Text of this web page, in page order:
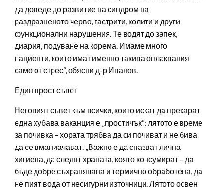
да доведе до развитие на синдром на
раздразненото черво, гастрити, колити и други
функционални нарушения. Те водят до запек,
диария, подуване на корема. Имаме много
пациенти, които имат именно такива оплаквания
само от стрес“, обясни д-р Иванов.
Един прост съвет
Неговият съвет към всички, които искат да прекарат
една хубава ваканция е „простичък“: лятото е време
за почивка – хората трябва да си почиват и не бива
да се вманиачават. „Важно е да спазват лична
хигиена, да следят храната, която консумират – да
бъде добре съхранявана и термично обработена, да
не пият вода от несигурни източници. Лятото освен